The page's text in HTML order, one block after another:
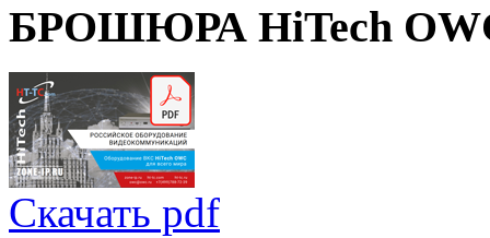
БРОШЮРА HiTech
Скачать pdf